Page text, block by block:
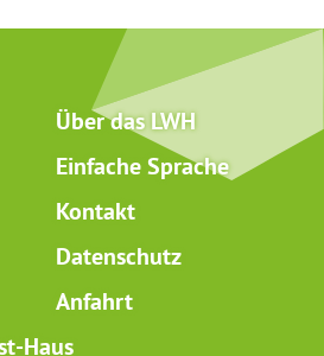
Über das LWH
Einfache Sprache
Kontakt
Datenschutz
Anfahrt
Haus